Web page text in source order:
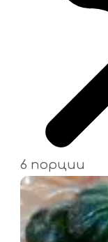
6 порции